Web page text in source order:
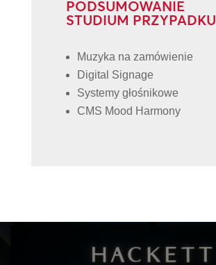
PODSUMOWANIE
STUDIUM PRZYPADKU
Muzyka na zamówienie
Digital Signage
Systemy głośnikowe
CMS Mood Harmony